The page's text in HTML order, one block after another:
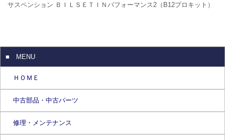
サスペンション ＢＩＬＳＥＴＩＮパフォーマンス2（B12プロキット）
■ MENU
ＨＯＭＥ
中古部品・中古パーツ
修理・メンテナンス